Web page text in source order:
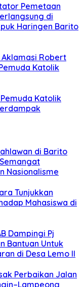
Pemetaan
di
Haringen Barito
Robert
Katolik
Pemuda Katolik
di Barito
Nasionalisme
Tunjukkan
Mahasiswa di
Dampingi Pj
Bantuan Untuk
di Desa Lemo II
Perbaikan Jalan